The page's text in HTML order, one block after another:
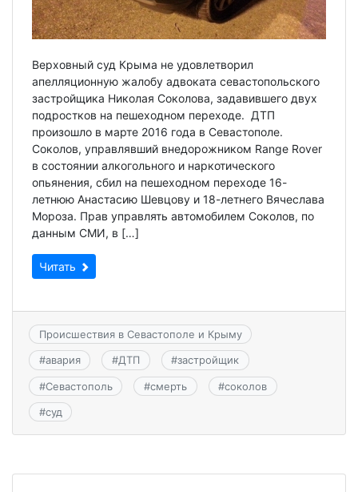
Верховный суд Крыма не удовлетворил
апелляционную жалобу адвоката севастопольского
застройщика Николая Соколова, задавившего двух
подростков на пешеходном переходе. ДТП
произошло в марте 2016 года в Севастополе.
Соколов, управлявший внедорожником Range Rover
в состоянии алкогольного и наркотического
опьянения, сбил на пешеходном переходе 16-
летнюю Анастасию Шевцову и 18-летнего Вячеслава
Мороза. Прав управлять автомобилем Соколов, по
данным СМИ, в […]
Читать
Происшествия в Севастополе и Крыму
#авария #ДТП #застройщик
#Севастополь #смерть #соколов
#суд